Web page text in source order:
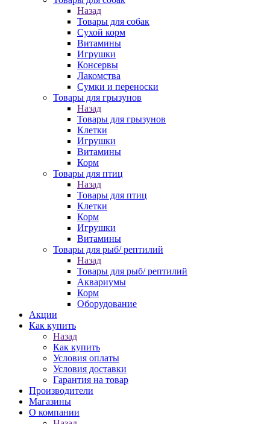
Назад
Товары для собак
Cухой корм
Витамины
Игрушки
Консервы
Лакомства
Сумки и переноски
Товары для грызунов
Назад
Товары для грызунов
Клетки
Игрушки
Витамины
Корм
Товары для птиц
Назад
Товары для птиц
Клетки
Корм
Игрушки
Витамины
Товары для рыб/ рептилий
Назад
Товары для рыб/ рептилий
Аквариумы
Корм
Оборудование
Акции
Как купить
Назад
Как купить
Условия оплаты
Условия доставки
Гарантия на товар
Производители
Магазины
О компании